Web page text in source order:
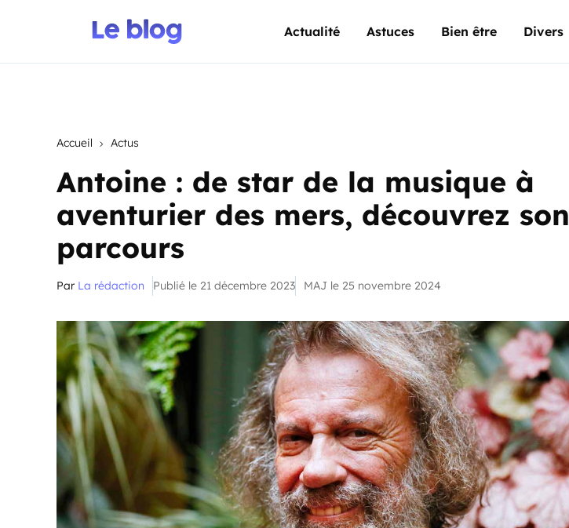
Actualité Astuces Bien être Divers
Accueil Actus
Antoine : de star de la musique à
aventurier des mers, découvrez son
parcours
Par La rédaction Publié le 21 décembre 2023 MAJ le 25 novembre 2024